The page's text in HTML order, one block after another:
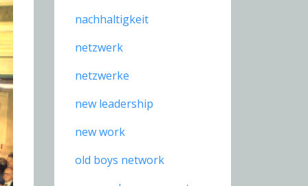
nachhaltigkeit
netzwerk
netzwerke
new leadership
new work
old boys network